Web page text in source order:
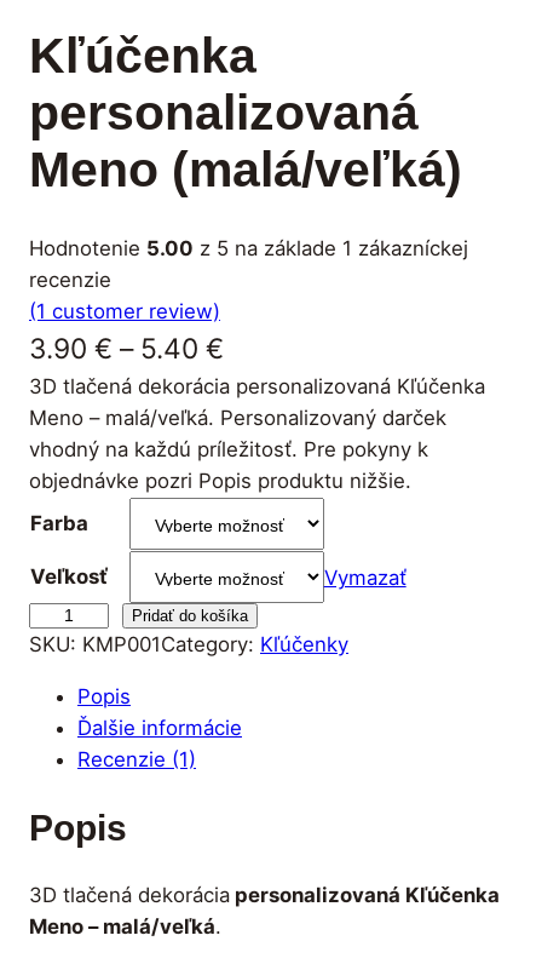
Kľúčenka
personalizovaná
Meno (malá/veľká)
Hodnotenie 5.00 z 5 na základe 1 zákazníckej
recenzie
(1 customer review)
3.90 € – 5.40 €
r
i
c
e
a
n
e
9
3D tlačená dekorácia personalizovaná Kľúčenka
Meno – malá/veľká. Personalizovaný darček
vhodný na každú príležitosť. Pre pokyny k
objednávke pozri Popis produktu nižšie.
Farba
Veľkosť
Vymazať
n
o
ľ
ú
Pridať do košíka
SKU: KMP001Category: Kľúčenky
Popis
Ďalšie informácie
Recenzie (1)
Popis
3D tlačená dekorácia personalizovaná Kľúčenka
Meno – malá/veľká.